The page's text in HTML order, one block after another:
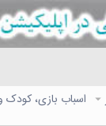
اسباب بازی، کودک